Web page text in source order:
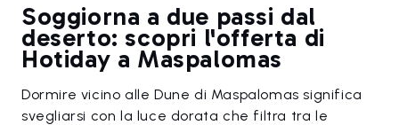
Soggiorna a due passi dal
deserto: scopri l'offerta di
Hotiday a Maspalomas
Dormire vicino alle Dune di Maspalomas significa
svegliarsi con la luce dorata che filtra tra le